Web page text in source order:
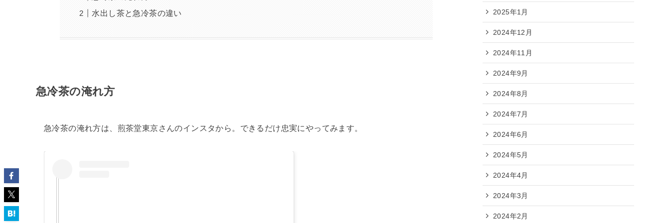
水出し茶と急冷茶の違い
急冷茶の淹れ方
急冷茶の淹れ方は、煎茶堂東京さんのインスタから。できるだけ忠実にやってみます。
2025年1月
2024年12月
2024年11月
2024年9月
2024年8月
2024年7月
2024年6月
2024年5月
2024年4月
2024年3月
2024年2月